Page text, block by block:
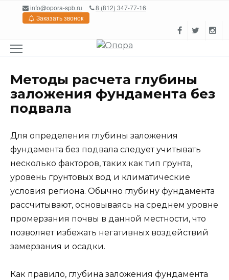
Перейтиinfo@opora-spb.ru
8 (812) 347-77-16
Заказать звонок
Методы расчета глубины
заложения фундамента без
подвала
Для определения глубины заложения
фундамента без подвала следует учитывать
несколько факторов, таких как тип грунта,
уровень грунтовых вод и климатические
условия региона. Обычно глубину фундамента
рассчитывают, основываясь на среднем уровне
промерзания почвы в данной местности, что
позволяет избежать негативных воздействий
замерзания и осадки.
Как правило, глубина заложения фундамента